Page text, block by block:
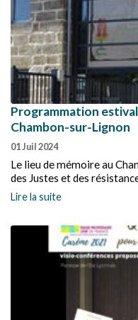
Programmation
Chambon-sur-Lignon
01 Juil 2024
Le lieu de mémoire au
des Justes et des
mondiale, propose une
sauver les artistes. Le
Lire la suite